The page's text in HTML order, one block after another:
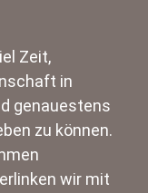
Zeit,
in
genauestens
zu können.
wir mit